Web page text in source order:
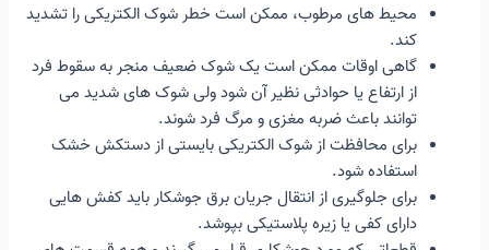
محیط های مرطوب، ممکن است خطر شوک الکتریکی را تشدید
کند.
گاهی اوقات ممکن است یک شوک ضعیف منجر به سقوط فرد
از ارتفاع یا حوادثی نظیر آن شود ولی شوک های شدید می
توانند باعث ضربه مغزی و مرگ فرد شوند.
برای محافظت از شوک الکتریکی بایستی از دستکش خشک
استفاده شود.
برای جلوگیری از انتقال جریان برق جوشکار باید کفش هایی
دارای کفی یا زیره پلاستیکی بپوشد.